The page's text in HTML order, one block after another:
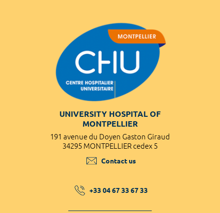
UNIVERSITY HOSPITAL OF
MONTPELLIER
191 avenue du Doyen Gaston Giraud
34295 MONTPELLIER cedex 5
Contact us
+33 04 67 33 67 33